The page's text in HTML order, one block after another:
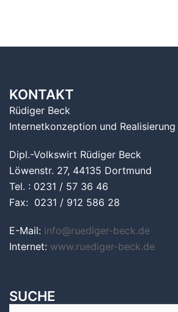
KONTAKT
Rüdiger Beck
Internetkonzeption und Realisierung
Dipl.-Volkswirt Rüdiger Beck
Löwenstr. 27, 44135 Dortmund
Tel. : 0231 / 57 36 46
Fax: 0231 / 912 586 28
E-Mail: info@ruediger-beck.de
Internet: www.ruediger-beck.de
SUCHE